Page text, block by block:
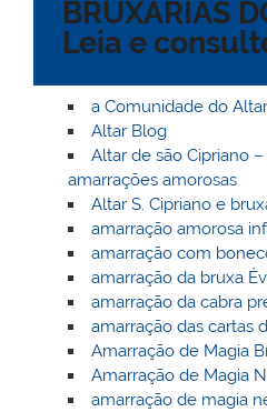
l
k
BRUXARIAS
Leia e
a Comunidade do
Altar Blog
Altar de são Cipriano
amarrações amorosas
Altar S. Cipriano e
amarração amorosa
amarração com
amarração da bruxa
amarração da cabra
amarração das cartas
Amarração de Magia
Amarração de Magia
amarração de magia